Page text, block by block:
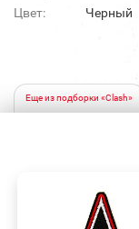
Цвет:
Черный
Еще из подборки «Clash»